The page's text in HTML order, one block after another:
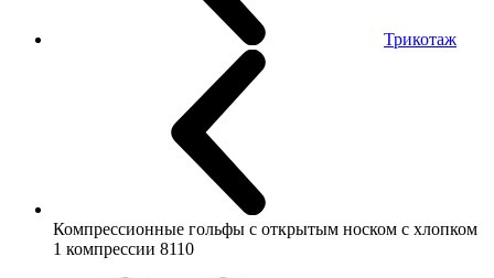
Трикотаж
Компрессионные гольфы с открытым носком с хлопком
1 компрессии 8110